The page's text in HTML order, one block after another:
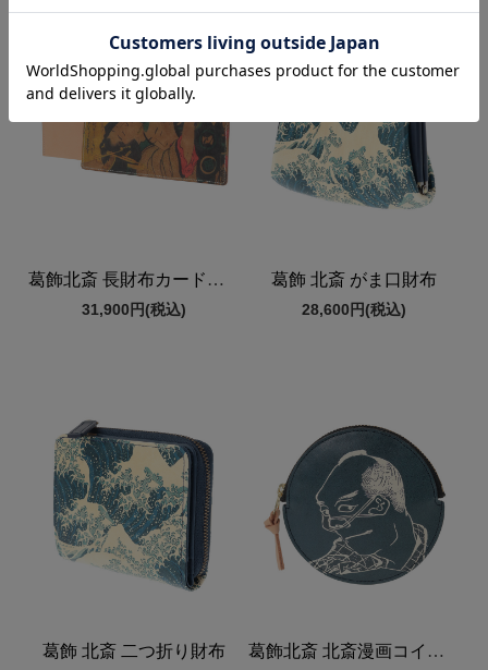
葛飾北斎 長財布カードケース付き
31,900円(税込)
葛飾 北斎 がま口財布
28,600円(税込)
葛飾 北斎 二つ折り財布 葛飾北斎 北斎漫画コインケース